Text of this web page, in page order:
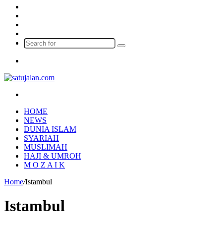
Search
HOME
NEWS
DUNIA ISLAM
SYARIAH
MUSLIMAH
HAJI & UMROH
M O Z A I K
Home/Istambul
Istambul